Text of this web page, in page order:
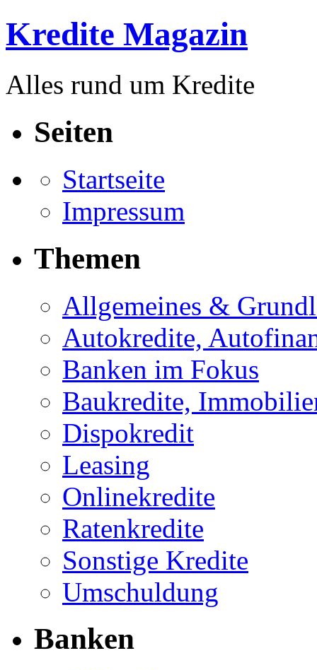
Kredite Magazin
Alles rund um Kredite
Seiten
Startseite
Impressum
Themen
Allgemeines &
Autokredite,
Banken im Fokus
Baukredite,
Dispokredit
Leasing
Onlinekredite
Ratenkredite
Sonstige Kredite
Umschuldung
Banken